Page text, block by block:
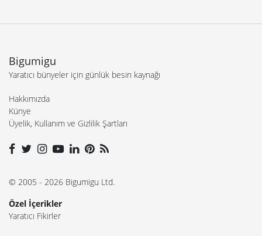
Bigumigu
Yaratıcı bünyeler için günlük besin kaynağı
Hakkımızda
Künye
Üyelik, Kullanım ve Gizlilik Şartları
© 2005 - 2026 Bigumigu Ltd.
Özel İçerikler
Yaratıcı Fikirler